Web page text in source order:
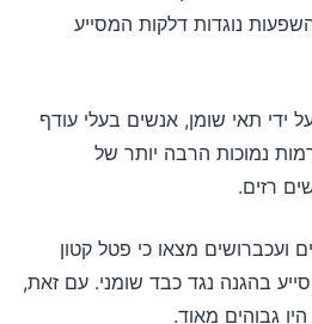
נוגדות דלקות המסייע
ידי תאי שומן, אנשים בעלי עודף
נמוכות הרבה יותר של
רזים.
ועכברושים מצאו כי פטל קטון
בהגנה נגד כבד שומני. עם זאת,
גבוהים מאוד.